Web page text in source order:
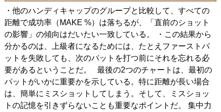
・他のハンディキャップのグループと比較して、すべての
距離で成功率（MAKE %）は落ちるが、「直前のショット
の影響」の傾向はだいたい一致している。 ・この結果から
分かるのは、上級者になるためには、たとえファーストパ
ットを失敗しても、次のパットを打つ前にそれを忘れる必
要があるということだ。 最後の2つのチャートは、最初の
パットがいかに重要かを示している。特に距離が長い場合
は、簡単にミスショットしてしまう。そして、ミスショッ
トの記憶を引きずらないことも重要なポイントだ。 集中力